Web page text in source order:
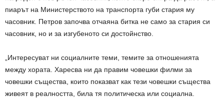
пиарът на Министерството на транспорта губи стария му
часовник. Петров започва отчаяна битка не само за стария си
часовник, но и за изгубеното си достойнство.
„Интересуват ни социалните теми, темите за отношенията
между хората. Харесва ни да правим човешки филми за
човешки същества, които показват как тези човешки същества
живеят в реалността, била тя политическа или социална.